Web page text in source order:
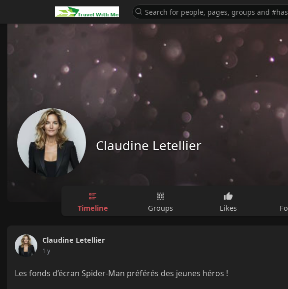
Claudine Letellier
Timeline Groups Likes
Claudine Letellier
1 y
Les fonds d’écran Spider-Man préférés des jeunes héros !